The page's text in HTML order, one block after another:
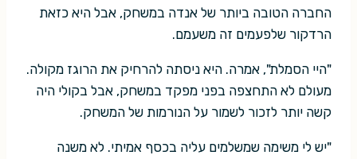
החברה הטובה ביותר של אנדה במשחק, אבל היא כזאת
הרדקור שלפעמים זה משעמם.
"היי הסמלת", אמרה. היא ניסתה להרחיק את הרוגז מקולה.
מעולם לא התחצפה בפני מפקד במשחק, אבל בקולי היה
קשה יותר לזכור לשמור על הנורמות של המשחק.
"יש לי משימה שמשלמים עליה בכסף אמיתי. לא משנה